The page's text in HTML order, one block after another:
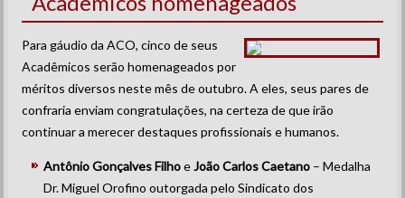
Para gáudio da ACO, cinco de seus
Acadêmicos serão homenageados por
méritos diversos neste mês de outubro. A eles, seus pares de
confraria enviam congratulações, na certeza de que irão
continuar a merecer destaques profissionais e humanos.
Antônio Gonçalves FilhoeJoão Carlos Caetano – Medalha
Dr. Miguel Orofino outorgada pelo Sindicato dos